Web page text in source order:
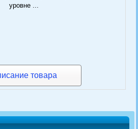
уровне ...
товара